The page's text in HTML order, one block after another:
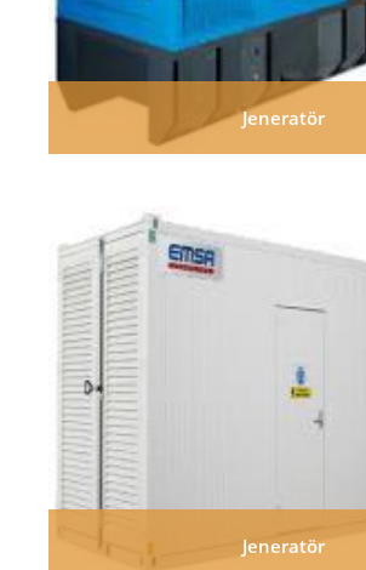
Jeneratör
Jeneratör